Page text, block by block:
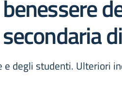
degli studenti. Ulteriori